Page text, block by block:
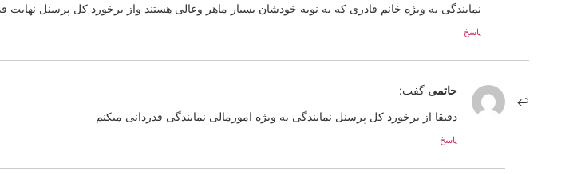
نمایندگی به ویژه خانم قادری که به نوبه خودشان بسیار ماهر وعالی هستند واز برخورد کل پرسنل نهایت
پاسخ
حاتمی گفت:
دقیقا از برخورد کل پرسنل نمایندگی به ویژه امورمالی نمایندگی قدردانی میکنم
پاسخ